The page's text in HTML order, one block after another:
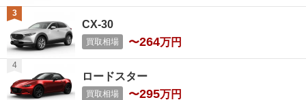
CX-30
買取相場 〜264万円
ロードスター
買取相場 〜295万円